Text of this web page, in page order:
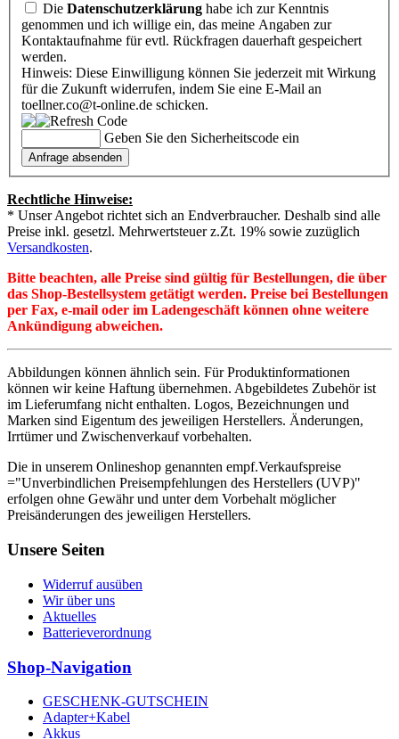
Die Datenschutzerklärung habe ich zur Kenntnis
genommen und ich willige ein, das meine Angaben zur
Kontaktaufnahme für evtl. Rückfragen dauerhaft gespeichert
werden.
Hinweis: Diese Einwilligung können Sie jederzeit mit Wirkung
für die Zukunft widerrufen, indem Sie eine E-Mail an
toellner.co@t-online.de schicken.
Geben Sie den Sicherheitscode ein
Rechtliche Hinweise:
* Unser Angebot richtet sich an Endverbraucher. Deshalb sind alle
Preise inkl. gesetzl. Mehrwertsteuer z.Zt. 19% sowie zuzüglich
Versandkosten.
Bitte beachten, alle Preise sind gültig für Bestellungen, die über
das Shop-Bestellsystem getätigt werden. Preise bei Bestellungen
per Fax, e-mail oder im Ladengeschäft können ohne weitere
Ankündigung abweichen.
Abbildungen können ähnlich sein. Für Produktinformationen
können wir keine Haftung übernehmen. Abgebildetes Zubehör ist
im Lieferumfang nicht enthalten. Logos, Bezeichnungen und
Marken sind Eigentum des jeweiligen Herstellers. Änderungen,
Irrtümer und Zwischenverkauf vorbehalten.
Die in unserem Onlineshop genannten empf.Verkaufspreise
="Unverbindlichen Preisempfehlungen des Herstellers (UVP)"
erfolgen ohne Gewähr und unter dem Vorbehalt möglicher
Preisänderungen des jeweiligen Herstellers.
Unsere Seiten
Widerruf ausüben
Wir über uns
Aktuelles
Batterieverordnung
Shop-Navigation
GESCHENK-GUTSCHEIN
Adapter+Kabel
Akkus